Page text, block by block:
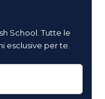
School. Tutte le
esclusive per te.